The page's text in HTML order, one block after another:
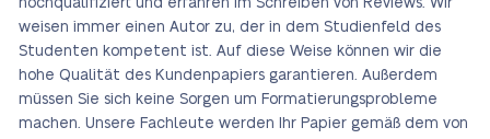
hochqualifiziert und erfahren im Schreiben von Reviews. Wir
weisen immer einen Autor zu, der in dem Studienfeld des
Studenten kompetent ist. Auf diese Weise können wir die
hohe Qualität des Kundenpapiers garantieren. Außerdem
müssen Sie sich keine Sorgen um Formatierungsprobleme
machen. Unsere Fachleute werden Ihr Papier gemäß dem von